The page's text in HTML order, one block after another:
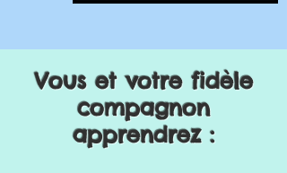
Vous et votre fidèle
compagnon
apprendrez :